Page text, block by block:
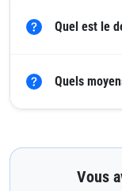
Quel est le
Quels
Vous